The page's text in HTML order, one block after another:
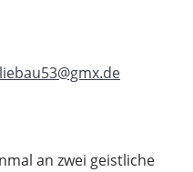
an zwei geistliche